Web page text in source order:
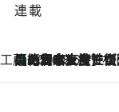
連載
工藤まやのおもてな
2026.8.6
【ハワイ土産】ローカルの絶大な支持で復活！ 絶品の幻クッキー《元ファンの日本人女性が受け継いだ名店》